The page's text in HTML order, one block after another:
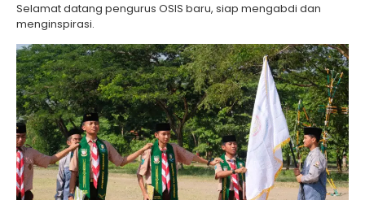
Selamat datang pengurus OSIS baru, siap mengabdi dan
menginspirasi.